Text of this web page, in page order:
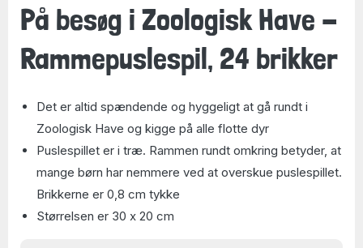
På besøg i Zoologisk Have -
Rammepuslespil, 24 brikker
Det er altid spændende og hyggeligt at gå rundt i
Zoologisk Have og kigge på alle flotte dyr
Puslespillet er i træ. Rammen rundt omkring betyder, at
mange børn har nemmere ved at overskue puslespillet.
Brikkerne er 0,8 cm tykke
Størrelsen er 30 x 20 cm